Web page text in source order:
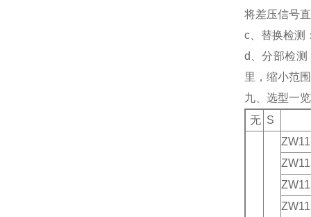
将差压信号
c、替换检测
d、分部检测
里，缩小范
九、选型一
无 S